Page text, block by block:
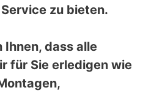
zu bieten.
dass alle
für Sie erledigen wie